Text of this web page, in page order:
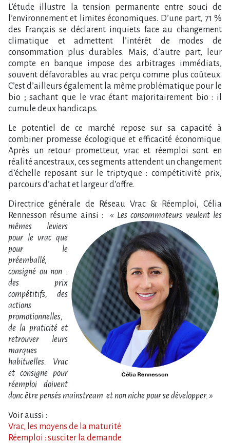
L’étude illustre la tension permanente entre souci de
l’environnement et limites économiques. D’une part, 71 %
des Français se déclarent inquiets face au changement
climatique et admettent l’intérêt de modes de
consommation plus durables. Mais, d’autre part, leur
compte en banque impose des arbitrages immédiats,
souvent défavorables au vrac perçu comme plus coûteux.
C’est d’ailleurs également la même problématique pour le
bio ; sachant que le vrac étant majoritairement bio : il
cumule deux handicaps.
Le potentiel de ce marché repose sur sa capacité à
combiner promesse écologique et efficacité économique.
Après un retour prometteur, vrac et réemploi sont en
réalité ancestraux, ces segments attendent un changement
d’échelle reposant sur le triptyque : compétitivité prix,
parcours d’achat et largeur d’offre.
Directrice générale de Réseau Vrac & Réemploi, Célia
Rennesson résume ainsi :
« Les consommateurs veulent les
mêmes leviers
pour le vrac que
pour le
préemballé,
consigné ou non :
des prix
compétitifs, des
actions
promotionnelles,
de la praticité et
retrouver leurs
marques
habituelles. Vrac
et consigne pour
réemploi doivent
donc être pensés mainstream et non niche pour se développer. »
Voir aussi :
Vrac, les moyens de la maturité
Réemploi : susciter la demande